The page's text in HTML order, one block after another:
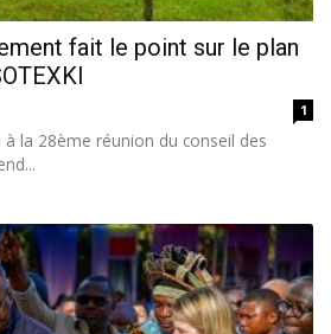
fait le point sur le plan
1
la 28ème réunion du conseil des